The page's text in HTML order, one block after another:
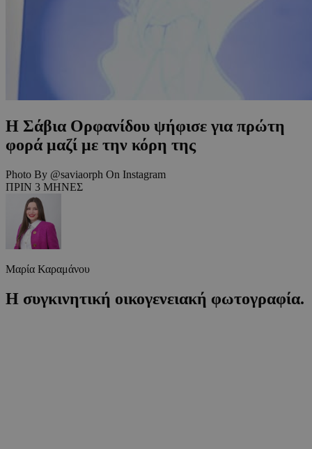
Η Σάβια Ορφανίδου ψήφισε για πρώτη
φορά μαζί με την κόρη της
Photo By @saviaorph On Instagram
ΠΡΙΝ 3 ΜΗΝΕΣ
Μαρία Καραμάνου
Η συγκινητική οικογενειακή φωτογραφία.